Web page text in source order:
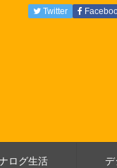
ログ生活
Twitter